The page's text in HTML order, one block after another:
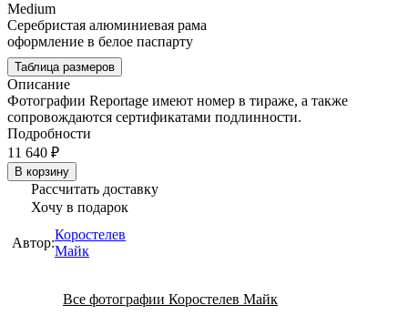
Medium
Серебристая алюминиевая рама
оформление в белое паспарту
Таблица размеров
Описание
Фотографии Reportage имеют номер в тираже, а также
сопровождаются сертификатами подлинности.
Подробности
11 640 ₽
В корзину
Рассчитать доставку
Хочу в подарок
Автор:
Коростелев
Майк
Все фотографии Коростелев Майк